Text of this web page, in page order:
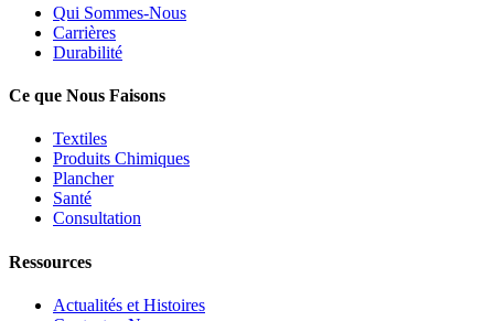
Qui Sommes-Nous
Carrières
Durabilité
Ce que Nous Faisons
Textiles
Produits Chimiques
Plancher
Santé
Consultation
Ressources
Actualités et Histoires